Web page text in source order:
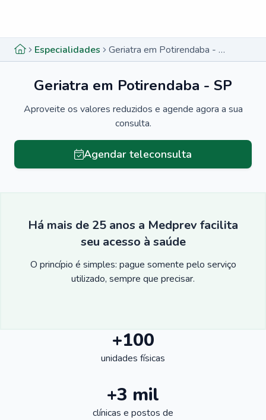
Especialidades Geriatra em Potirendaba - SP
Geriatra em Potirendaba - SP
Aproveite os valores reduzidos e agende agora a sua
consulta.
Agendar teleconsulta
Há mais de 25 anos a Medprev facilita
seu acesso à saúde
O princípio é simples: pague somente pelo serviço
utilizado, sempre que precisar.
+100
unidades físicas
+3 mil
clínicas e postos de